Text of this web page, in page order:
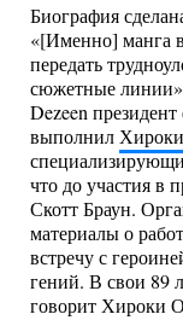
Биография
«[Именно] манга
передать
сюжетные
Dezeen
выполнил
что до участия в
Скотт Браун.
материалы о
встречу с
гений. В свои 89
говорит Хироки